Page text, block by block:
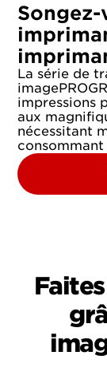
Songez-
La série de
impressions
aux
nécessitant
consommant